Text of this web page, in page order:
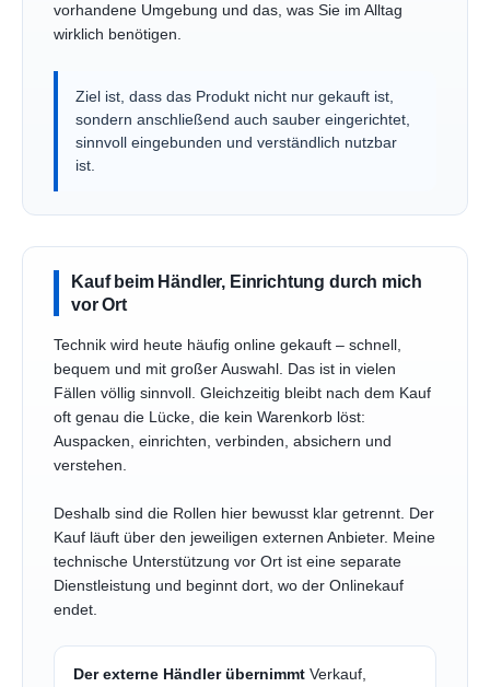
vorhandene Umgebung und das, was Sie im Alltag
wirklich benötigen.
Ziel ist, dass das Produkt nicht nur gekauft ist,
sondern anschließend auch sauber eingerichtet,
sinnvoll eingebunden und verständlich nutzbar
ist.
Kauf beim Händler, Einrichtung durch mich
vor Ort
Technik wird heute häufig online gekauft – schnell,
bequem und mit großer Auswahl. Das ist in vielen
Fällen völlig sinnvoll. Gleichzeitig bleibt nach dem Kauf
oft genau die Lücke, die kein Warenkorb löst:
Auspacken, einrichten, verbinden, absichern und
verstehen.
Deshalb sind die Rollen hier bewusst klar getrennt. Der
Kauf läuft über den jeweiligen externen Anbieter. Meine
technische Unterstützung vor Ort ist eine separate
Dienstleistung und beginnt dort, wo der Onlinekauf
endet.
Der externe Händler übernimmt Verkauf,